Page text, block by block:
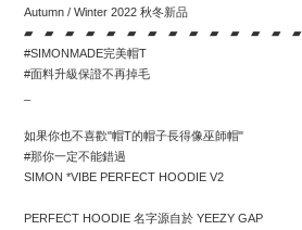
Autumn / Winter 2022 秋冬新品
▰　▰　▰　▰　▰　▰　▰　▰　▰　▰　▰　▰　▰　▰
#SIMONMADE完美帽T
#面料升級保證不再掉毛
如果你也不喜歡"帽T的帽子長得像巫師帽"
#那你一定不能錯過
SIMON *VIBE PERFECT HOODIE V2
PERFECT HOODIE 名字源自於 YEEZY GAP